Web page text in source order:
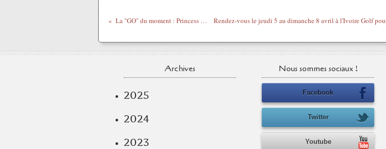
La "GO" du moment : Princess Erika, Happy Birthday
Archives
2025
2024
2023
Nous sommes sociaux !
Facebook
Twitter
Youtube